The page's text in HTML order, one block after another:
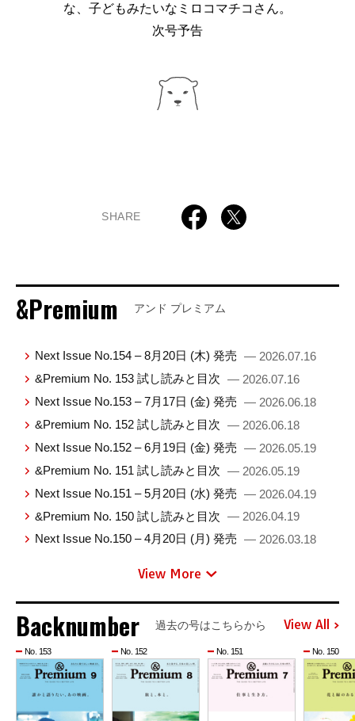
な、子どもみたいなミロコマチコさん。
次号予告
SHARE
&Premium アンド プレミアム
Next Issue No.154 – 8月20日 (木) 発売 — 2026.07.16
&Premium No. 153 試し読みと目次 — 2026.07.16
Next Issue No.153 – 7月17日 (金) 発売 — 2026.06.18
&Premium No. 152 試し読みと目次 — 2026.06.18
Next Issue No.152 – 6月19日 (金) 発売 — 2026.05.19
&Premium No. 151 試し読みと目次 — 2026.05.19
Next Issue No.151 – 5月20日 (水) 発売 — 2026.04.19
&Premium No. 150 試し読みと目次 — 2026.04.19
Next Issue No.150 – 4月20日 (月) 発売 — 2026.03.18
View More
Backnumber 過去の号はこちらから View All
No. 153 No. 152 No. 151 No. 150